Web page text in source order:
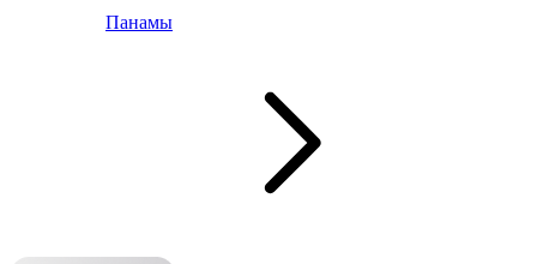
Панамы